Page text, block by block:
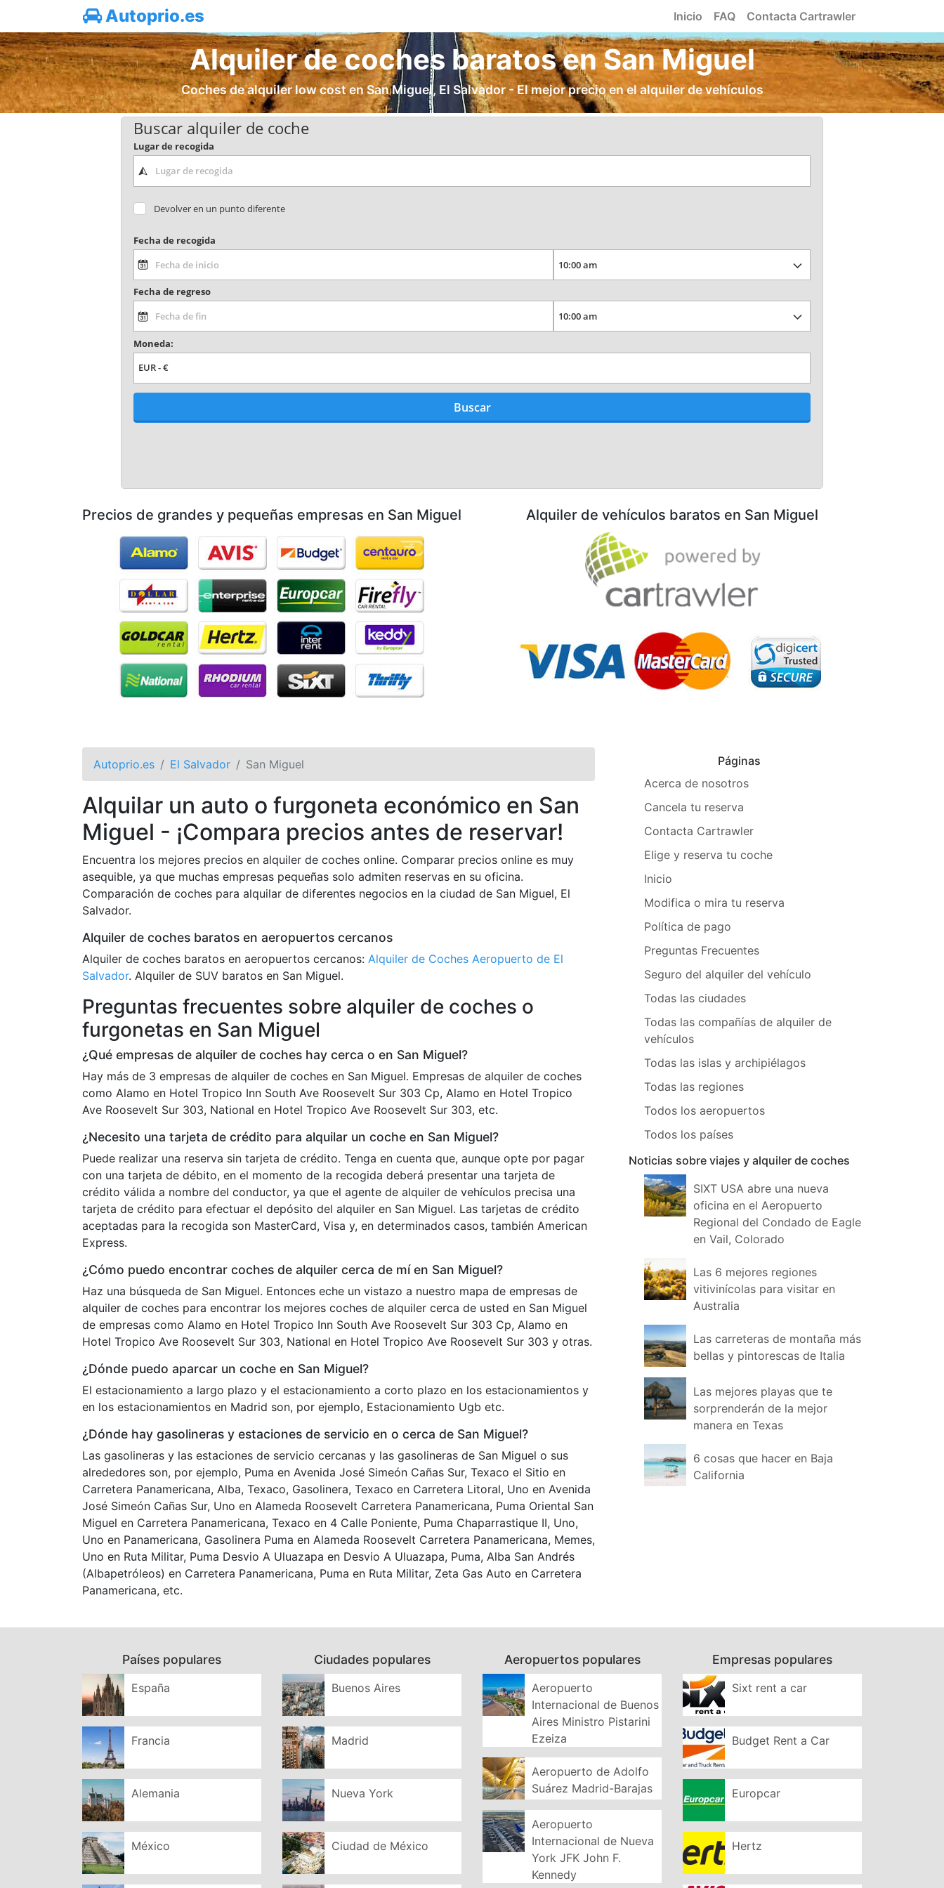
Autoprio.es Inicio FAQ Contacta Cartrawler
Alquiler de coches baratos en San Miguel
Coches de alquiler low cost en San Miguel, El Salvador - El mejor precio en el alquiler de vehículos
Precios de grandes y pequeñas empresas en San Miguel Alquiler de vehículos baratos en San Miguel
Autoprio.es El Salvador San Miguel
Alquilar un auto o furgoneta económico en San
Miguel - ¡Compara precios antes de reservar!
Encuentra los mejores precios en alquiler de coches online. Comparar precios online es muy
asequible, ya que muchas empresas pequeñas solo admiten reservas en su oficina.
Comparación de coches para alquilar de diferentes negocios en la ciudad de San Miguel, El
Salvador.
Alquiler de coches baratos en aeropuertos cercanos
Alquiler de coches baratos en aeropuertos cercanos: Alquiler de Coches Aeropuerto de El
Salvador. Alquiler de SUV baratos en San Miguel.
Preguntas frecuentes sobre alquiler de coches o
furgonetas en San Miguel
¿Qué empresas de alquiler de coches hay cerca o en San Miguel?
Hay más de 3 empresas de alquiler de coches en San Miguel. Empresas de alquiler de coches
como Alamo en Hotel Tropico Inn South Ave Roosevelt Sur 303 Cp, Alamo en Hotel Tropico
Ave Roosevelt Sur 303, National en Hotel Tropico Ave Roosevelt Sur 303, etc.
¿Necesito una tarjeta de crédito para alquilar un coche en San Miguel?
Puede realizar una reserva sin tarjeta de crédito. Tenga en cuenta que, aunque opte por pagar
con una tarjeta de débito, en el momento de la recogida deberá presentar una tarjeta de
crédito válida a nombre del conductor, ya que el agente de alquiler de vehículos precisa una
tarjeta de crédito para efectuar el depósito del alquiler en San Miguel. Las tarjetas de crédito
aceptadas para la recogida son MasterCard, Visa y, en determinados casos, también American
Express.
¿Cómo puedo encontrar coches de alquiler cerca de mí en San Miguel?
Haz una búsqueda de San Miguel. Entonces eche un vistazo a nuestro mapa de empresas de
alquiler de coches para encontrar los mejores coches de alquiler cerca de usted en San Miguel
de empresas como Alamo en Hotel Tropico Inn South Ave Roosevelt Sur 303 Cp, Alamo en
Hotel Tropico Ave Roosevelt Sur 303, National en Hotel Tropico Ave Roosevelt Sur 303 y otras.
¿Dónde puedo aparcar un coche en San Miguel?
El estacionamiento a largo plazo y el estacionamiento a corto plazo en los estacionamientos y
en los estacionamientos en Madrid son, por ejemplo, Estacionamiento Ugb etc.
¿Dónde hay gasolineras y estaciones de servicio en o cerca de San Miguel?
Las gasolineras y las estaciones de servicio cercanas y las gasolineras de San Miguel o sus
alrededores son, por ejemplo, Puma en Avenida José Simeón Cañas Sur, Texaco el Sitio en
Carretera Panamericana, Alba, Texaco, Gasolinera, Texaco en Carretera Litoral, Uno en Avenida
José Simeón Cañas Sur, Uno en Alameda Roosevelt Carretera Panamericana, Puma Oriental San
Miguel en Carretera Panamericana, Texaco en 4 Calle Poniente, Puma Chaparrastique II, Uno,
Uno en Panamericana, Gasolinera Puma en Alameda Roosevelt Carretera Panamericana, Memes,
Uno en Ruta Militar, Puma Desvio A Uluazapa en Desvio A Uluazapa, Puma, Alba San Andrés
(Albapetróleos) en Carretera Panamericana, Puma en Ruta Militar, Zeta Gas Auto en Carretera
Panamericana, etc.
Páginas
Acerca de nosotros
Cancela tu reserva
Contacta Cartrawler
Elige y reserva tu coche
Inicio
Modifica o mira tu reserva
Política de pago
Preguntas Frecuentes
Seguro del alquiler del vehículo
Todas las ciudades
Todas las compañías de alquiler de
vehículos
Todas las islas y archipiélagos
Todas las regiones
Todos los aeropuertos
Todos los países
Noticias sobre viajes y alquiler de coches
SIXT USA abre una nueva
oficina en el Aeropuerto
Regional del Condado de Eagle
en Vail, Colorado
Las 6 mejores regiones
vitivinícolas para visitar en
Australia
Las carreteras de montaña más
bellas y pintorescas de Italia
Las mejores playas que te
sorprenderán de la mejor
manera en Texas
6 cosas que hacer en Baja
California
Países populares
España
Francia
Alemania
México
Ciudades populares
Buenos Aires
Madrid
Nueva York
Ciudad de México
Aeropuertos populares
Aeropuerto
Internacional de Buenos
Aires Ministro Pistarini
Ezeiza
Aeropuerto de Adolfo
Suárez Madrid-Barajas
Aeropuerto
Internacional de Nueva
York JFK John F.
Kennedy
Empresas populares
Sixt rent a car
Budget Rent a Car
Europcar
Hertz